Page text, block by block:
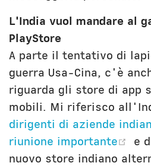
L'India vuol mandare al
PlayStore
A parte il tentativo di
guerra Usa-Cina, c'è
riguarda gli store di app
mobili. Mi riferisco
dirigenti di aziende
riunione importante
e
nuovo store indiano